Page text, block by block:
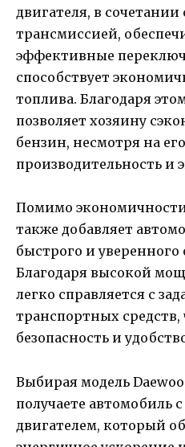
двигателя, в
трансмиссией,
эффективные
способствует
топлива. Благодаря
позволяет хозяину
бензин, несмотря на
производительность и
Помимо
также добавляет
быстрого и уверенного
Благодаря высокой
легко справляется с
транспортных
безопасность и
Выбирая модель
получаете
двигателем, который